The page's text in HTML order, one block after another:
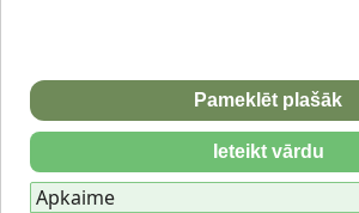
Pameklēt plašāk
Ieteikt vārdu
Apkaime